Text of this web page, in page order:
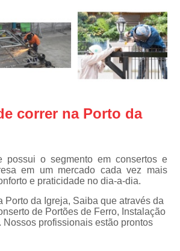
Conserto de Portão Eletrônico em
Conserto de Portão em Sp
Conserto de Portão Residencial
Conserto para Portões
Instalação de Portão Automático
Instalação de
Instalação de Portão Eletrônico em São
Instalar Portão Automático
Instalar Portão Eletrônico
Instalar Portão Eletrônico Deslizante
correr na Porto da
possui o segmento em consertos e
em um mercado cada vez mais
e praticidade no dia-a-dia.
da Igreja, Saiba que através da
de Portões de Ferro, Instalação
profissionais estão prontos